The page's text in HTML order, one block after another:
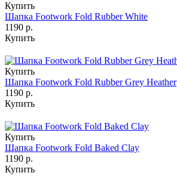
Купить
Шапка Footwork Fold Rubber White
1190 р.
Купить
Купить
Шапка Footwork Fold Rubber Grey Heather
1190 р.
Купить
Купить
Шапка Footwork Fold Baked Clay
1190 р.
Купить